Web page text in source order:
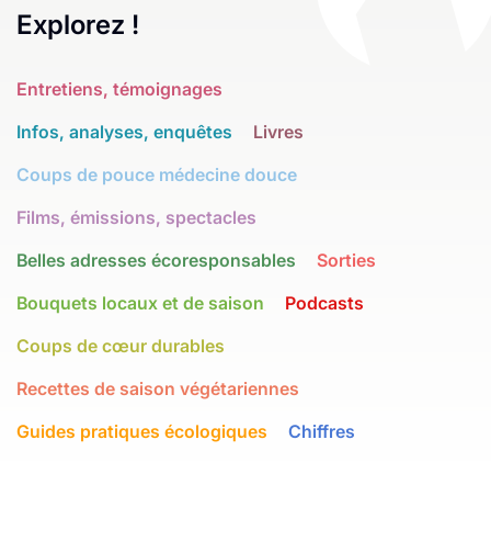
Explorez !
Entretiens, témoignages
Infos, analyses, enquêtes
Livres
Coups de pouce médecine douce
Films, émissions, spectacles
Belles adresses écoresponsables
Sorties
Bouquets locaux et de saison
Podcasts
Coups de cœur durables
Recettes de saison végétariennes
Guides pratiques écologiques
Chiffres